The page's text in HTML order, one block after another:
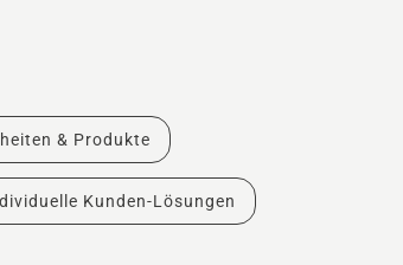
& Produkte
Kunden-Lösungen